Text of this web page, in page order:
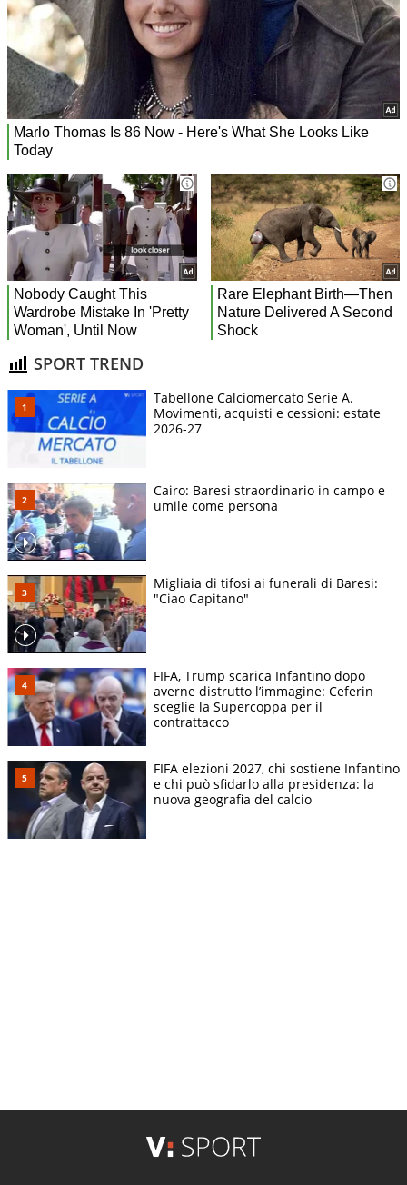
SPORT TREND
Tabellone Calciomercato Serie A.
Movimenti, acquisti e cessioni: estate
2026-27
Cairo: Baresi straordinario in campo e
umile come persona
Migliaia di tifosi ai funerali di Baresi:
"Ciao Capitano"
FIFA, Trump scarica Infantino dopo
averne distrutto l’immagine: Ceferin
sceglie la Supercoppa per il
contrattacco
FIFA elezioni 2027, chi sostiene Infantino
e chi può sfidarlo alla presidenza: la
nuova geografia del calcio